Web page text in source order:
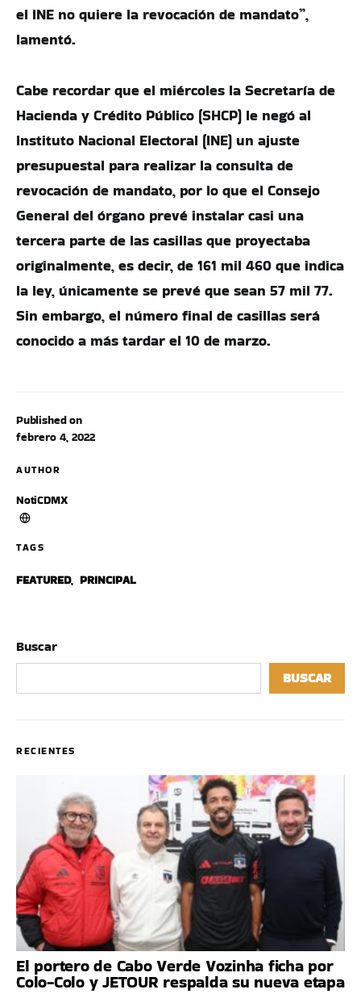
Published on
febrero 4, 2022
AUTHOR
NotiCDMX
TAGS
FEATURED, PRINCIPAL
el INE no quiere la revocación de mandato”,
lamentó.
Cabe recordar que el miércoles la Secretaría de
Hacienda y Crédito Público (SHCP) le negó al
Instituto Nacional Electoral (INE) un ajuste
presupuestal para realizar la consulta de
revocación de mandato, por lo que el Consejo
General del órgano prevé instalar casi una
tercera parte de las casillas que proyectaba
originalmente, es decir, de 161 mil 460 que indica
la ley, únicamente se prevé que sean 57 mil 77.
Sin embargo, el número final de casillas será
conocido a más tardar el 10 de marzo.
Buscar
BUSCAR
RECIENTES
El portero de Cabo Verde Vozinha ficha por
Colo-Colo y JETOUR respalda su nueva etapa